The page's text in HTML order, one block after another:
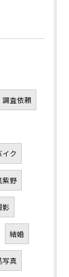
調査依頼
イク
紫野
影
結婚
写真